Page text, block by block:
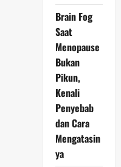
Brain Fog
Saat
Menopause
Bukan
Pikun,
Kenali
Penyebab
dan Cara
Mengatasin
ya